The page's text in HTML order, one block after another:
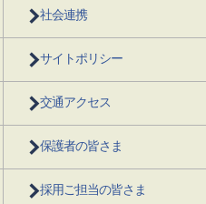
社会連携
サイトポリシー
交通アクセス
保護者の皆さま
採用ご担当の皆さま